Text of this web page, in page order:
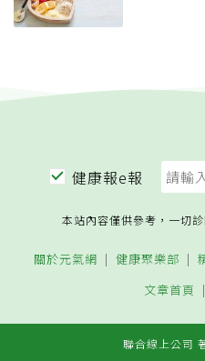
健康報e報
本站內容僅供參考，一切
關於元氣網 健康聚樂部
文章首頁
聯合線上公司